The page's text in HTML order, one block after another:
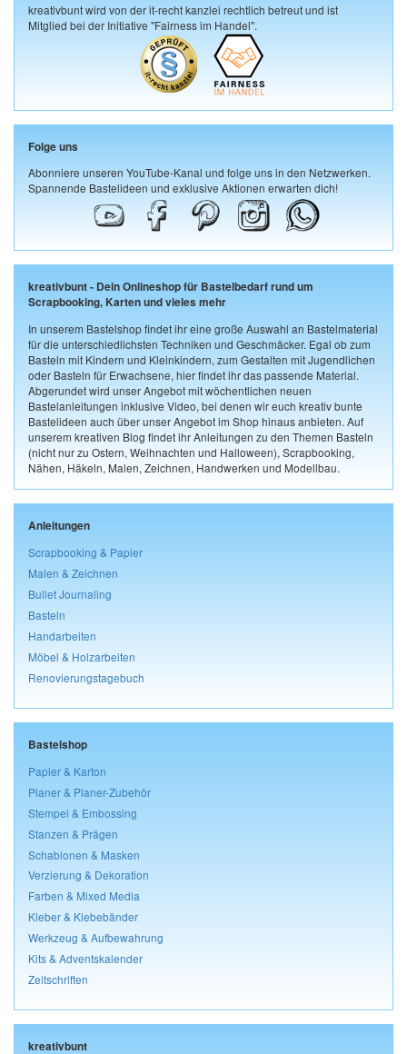
kreativbunt wird von der it-recht kanzlei rechtlich betreut und ist
Mitglied bei der Initiative "Fairness im Handel".
Folge uns
Abonniere unseren YouTube-Kanal und folge uns in den Netzwerken.
Spannende Bastelideen und exklusive Aktionen erwarten dich!
kreativbunt - Dein Onlineshop für Bastelbedarf rund um
Scrapbooking, Karten und vieles mehr
In unserem Bastelshop findet ihr eine große Auswahl an Bastelmaterial
für die unterschiedlichsten Techniken und Geschmäcker. Egal ob zum
Basteln mit Kindern und Kleinkindern, zum Gestalten mit Jugendlichen
oder Basteln für Erwachsene, hier findet ihr das passende Material.
Abgerundet wird unser Angebot mit wöchentlichen neuen
Bastelanleitungen inklusive Video, bei denen wir euch kreativ bunte
Bastelideen auch über unser Angebot im Shop hinaus anbieten. Auf
unserem kreativen Blog findet ihr Anleitungen zu den Themen Basteln
(nicht nur zu Ostern, Weihnachten und Halloween), Scrapbooking,
Nähen, Häkeln, Malen, Zeichnen, Handwerken und Modellbau.
Anleitungen
Scrapbooking & Papier
Malen & Zeichnen
Bullet Journaling
Basteln
Handarbeiten
Möbel & Holzarbeiten
Renovierungstagebuch
Bastelshop
Papier & Karton
Planer & Planer-Zubehör
Stempel & Embossing
Stanzen & Prägen
Schablonen & Masken
Verzierung & Dekoration
Farben & Mixed Media
Kleber & Klebebänder
Werkzeug & Aufbewahrung
Kits & Adventskalender
Zeitschriften
kreativbunt